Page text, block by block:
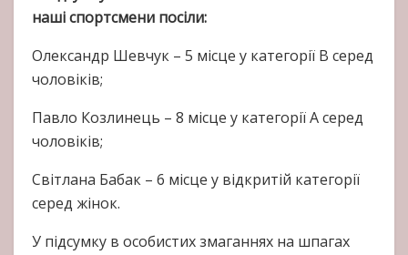
наші спортсмени посіли:
Олександр Шевчук – 5 місце у категорії В серед
чоловіків;
Павло Козлинець – 8 місце у категорії А серед
чоловіків;
Світлана Бабак – 6 місце у відкритій категорії
серед жінок.
У підсумку в особистих змаганнях на шпагах